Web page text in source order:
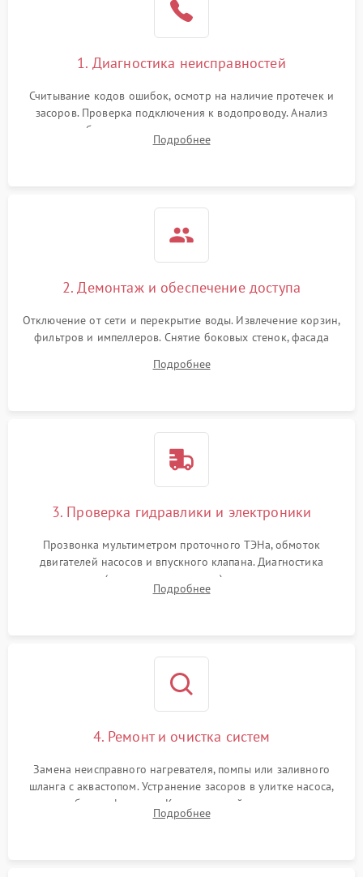
1. Диагностика неисправностей
Считывание кодов ошибок, осмотр на наличие протечек и
засоров. Проверка подключения к водопроводу. Анализ
жалоб на отсутствие слива, нагрева, вращения
разбрызгивателей или срабатывание системы защиты
Подробнее
2. Демонтаж и обеспечение доступа
Отключение от сети и перекрытие воды. Извлечение корзин,
фильтров и импеллеров. Снятие боковых стенок, фасада
циркуляционному насосу, ТЭНу и сливной помпе.
Подробнее
3. Проверка гидравлики и электроники
Прозвонка мультиметром проточного ТЭНа, обмоток
двигателей насосов и впускного клапана. Диагностика
прессостата (датчика уровня воды), датчика мутности,
концевика дверцы и электронного модуля управления.
Подробнее
4. Ремонт и очистка систем
Замена неисправного нагревателя, помпы или заливного
шланга с аквастопом. Устранение засоров в улитке насоса,
патрубках и фильтрах. Компонентный ремонт платы
управления, восстановление поврежденной проводки.
Подробнее